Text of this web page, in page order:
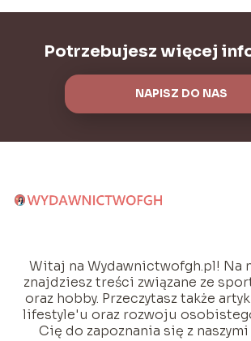
Potrzebujesz więcej
NAPISZ DO NAS
Witaj na Wydawnictwofgh.pl! Na
znajdziesz treści związane ze
oraz hobby. Przeczytasz także
lifestyle'u oraz rozwoju
Cię do zapoznania się z naszymi